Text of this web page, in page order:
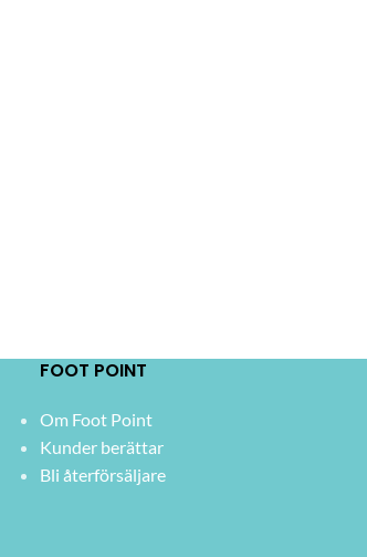
FOOT POINT
Om Foot Point
Kunder berättar
Bli återförsäljare